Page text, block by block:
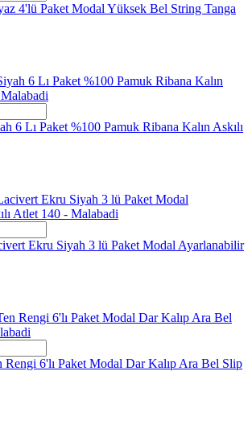
4'lü Paket Modal Yüksek Bel String Tanga
6 Lı Paket %100 Pamuk Ribana Kalın Askılı
Ekru Siyah 3 lü Paket Modal Ayarlanabilir
Rengi 6'lı Paket Modal Dar Kalıp Ara Bel Slip